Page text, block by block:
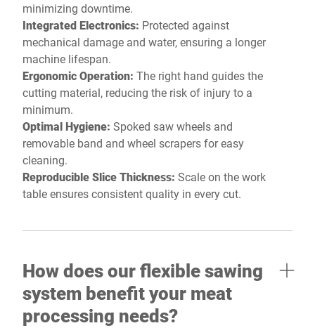
minimizing downtime.
Integrated Electronics: Protected against
mechanical damage and water, ensuring a longer
machine lifespan.
Ergonomic Operation: The right hand guides the
cutting material, reducing the risk of injury to a
minimum.
Optimal Hygiene: Spoked saw wheels and
removable band and wheel scrapers for easy
cleaning.
Reproducible Slice Thickness: Scale on the work
table ensures consistent quality in every cut.
How does our flexible sawing
system benefit your meat
processing needs?